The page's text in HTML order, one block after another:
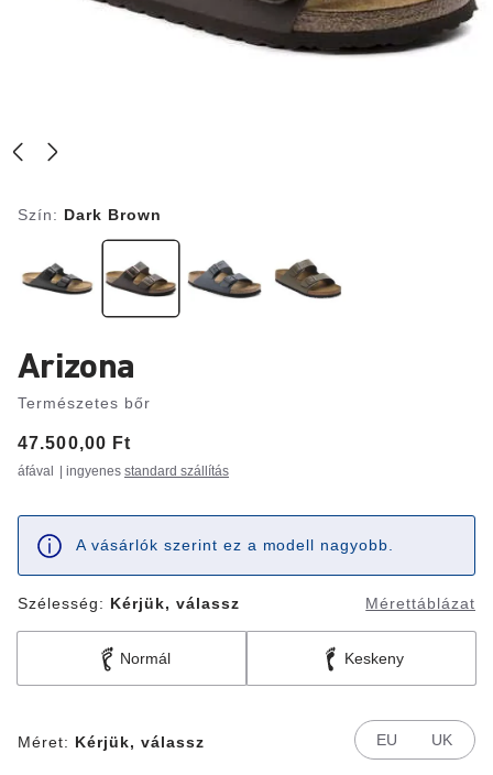
Szín: Dark Brown
Arizona
Természetes bőr
Price:
47.500,00 Ft
áfával | ingyenes standard szállítás
A vásárlók szerint ez a modell nagyobb.
Szélesség: Kérjük, válassz Mérettáblázat
Normál Keskeny
Méret: Kérjük, válassz EU UK